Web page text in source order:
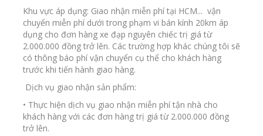
Khu vực áp dụng: Giao nhận miễn phí tại HCM... vận
chuyển miễn phí dưới trong phạm vi bán kính 20km áp
dụng cho đơn hàng xe đạp nguyên chiếc trị giá từ
2.000.000 đồng trở lên. Các trường hợp khác chúng tôi sẽ
có thông báo phí vận chuyển cụ thể cho khách hàng
trước khi tiến hành giao hàng.
Dịch vụ giao nhận sản phẩm:
• Thực hiện dịch vụ giao nhận miễn phí tận nhà cho
khách hàng với các đơn hàng trị giá từ 2.000.000 đồng
trở lên.